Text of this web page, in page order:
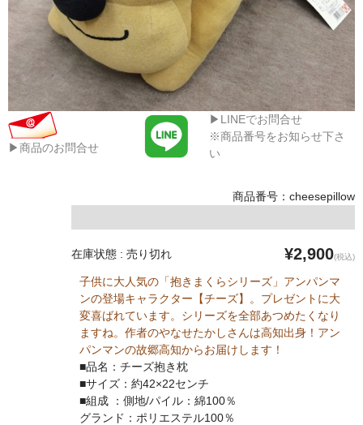
▶商品のお問合せ
▶LINEでお問合せ
※商品番号をお知らせ下さ
い
商品番号：cheesepillow
在庫状態 : 売り切れ ¥2,900(税込)
子供に大人気の「抱きまくらシリーズ」アンパンマ
ンの登場キャラクター【チーズ】。プレゼントに大
変喜ばれています。シリーズを全部あつめたくなり
ますね。作者のやなせたかしさんは高知出身！アン
パンマンの故郷高知からお届けします！
■品名：チーズ抱き枕
■サイズ：約42×22センチ
■組成 ：側地/パイル：綿100％
グランド：ポリエステル100％